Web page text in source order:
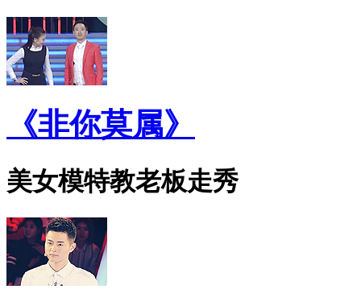
《非你莫属》
美女模特教老板走秀